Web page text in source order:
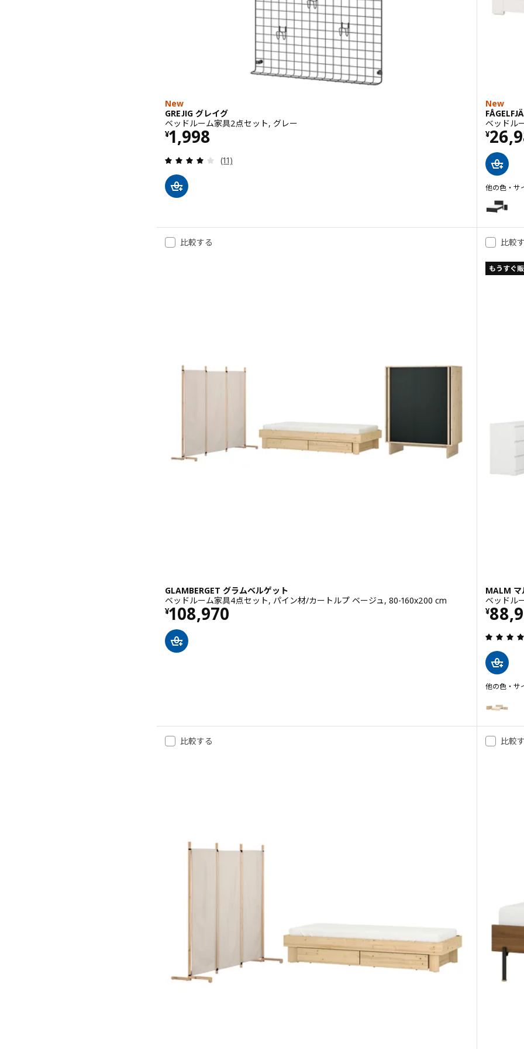
New
GREJIG グレイグ
ベッドルーム家具2点セット, グレー
¥1,998
価格 ¥ 1998
レビュー: 4.1 から 5 星です。 総レビュー数:
(11)
New
ベッドル
¥
価格
他の色・サ
オプシ
比較する
GLAMBERGET グラムベルゲット
ベッドルーム家具4点セット, パイン材/カートルプ ベージュ, 80-160x200 cm
¥108,970
価格 ¥ 108970
比較
もうすぐ
MALM マ
ベッドル
¥
価格
他の色・サ
オプショ
オプショ
比較する 比較